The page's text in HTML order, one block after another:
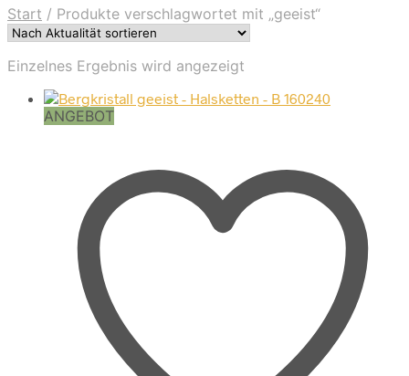
Start / Produkte verschlagwortet mit „geeist“
Einzelnes Ergebnis wird angezeigt
ANGEBOT